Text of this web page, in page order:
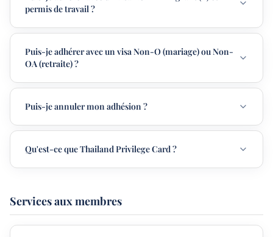
permis de travail ?
Puis-je adhérer avec un visa Non-O (mariage) ou Non-
OA (retraite) ?
Puis-je annuler mon adhésion ?
Qu'est-ce que Thailand Privilege Card ?
Services aux membres